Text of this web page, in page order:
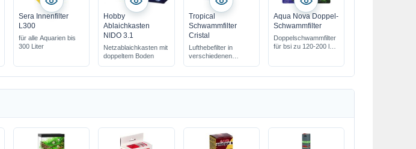
Sera Innenfilter
L300
für alle Aquarien bis
300 Liter
Hobby
Ablaichkasten
NIDO 3.1
Netzablaichkasten mit
doppeltem Boden
Tropical
Schwammfilter
Cristal
Lufthebefilter in
verschiedenen
biologisch
Aqua Nova Doppel-
Schwammfilter
Doppelschwammfilter
für bsi zu 120-200 l
biologisch